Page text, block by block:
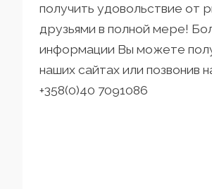
получить удовольствие от
друзьями в полной мере!
информации Вы можете
наших сайтах или позвонив
+358(0)40 7091086